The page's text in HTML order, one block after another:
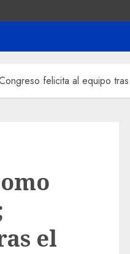
felicita al equipo
el